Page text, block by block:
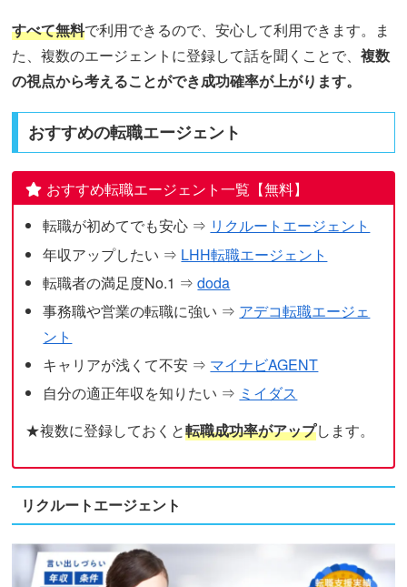
すべて無料で利用できるので、安心して利用できます。ま
た、複数のエージェントに登録して話を聞くことで、複数
の視点から考えることができ成功確率が上がります。
おすすめの転職エージェント
おすすめ転職エージェント一覧【無料】
転職が初めてでも安心 ⇒ リクルートエージェント
年収アップしたい ⇒ LHH転職エージェント
転職者の満足度No.1 ⇒doda
事務職や営業の転職に強い ⇒ アデコ転職エージェ
ント
キャリアが浅くて不安 ⇒ マイナビAGENT
自分の適正年収を知りたい ⇒ ミイダス
★複数に登録しておくと転職成功率がアップします。
リクルートエージェント